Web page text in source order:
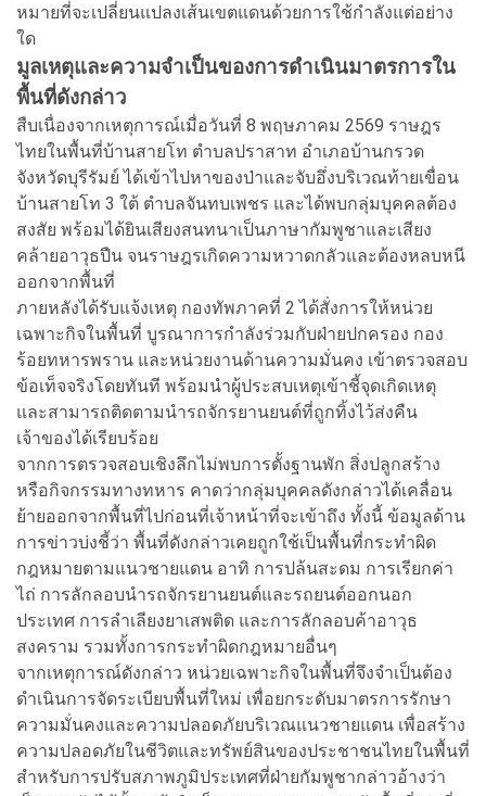
หมายที่จะเปลี่ยนแปลงเส้นเขตแดนด้วยการใช้กำลังแต่อย่าง
ใด
มูลเหตุและความจำเป็นของการดำเนินมาตรการใน
พื้นที่ดังกล่าว
สืบเนื่องจากเหตุการณ์เมื่อวันที่ 8 พฤษภาคม 2569 ราษฎร
ไทยในพื้นที่บ้านสายโท ตำบลปราสาท อำเภอบ้านกรวด
จังหวัดบุรีรัมย์ ได้เข้าไปหาของป่าและจับอึ่งบริเวณท้ายเขื่อน
บ้านสายโท 3 ใต้ ตำบลจันทบเพชร และได้พบกลุ่มบุคคลต้อง
สงสัย พร้อมได้ยินเสียงสนทนาเป็นภาษากัมพูชาและเสียง
คล้ายอาวุธปืน จนราษฎรเกิดความหวาดกลัวและต้องหลบหนี
ออกจากพื้นที่
ภายหลังได้รับแจ้งเหตุ กองทัพภาคที่ 2 ได้สั่งการให้หน่วย
เฉพาะกิจในพื้นที่ บูรณาการกำลังร่วมกับฝ่ายปกครอง กอง
ร้อยทหารพราน และหน่วยงานด้านความมั่นคง เข้าตรวจสอบ
ข้อเท็จจริงโดยทันที พร้อมนำผู้ประสบเหตุเข้าชี้จุดเกิดเหตุ
และสามารถติดตามนำรถจักรยานยนต์ที่ถูกทิ้งไว้ส่งคืน
เจ้าของได้เรียบร้อย
จากการตรวจสอบเชิงลึกไม่พบการตั้งฐานพัก สิ่งปลูกสร้าง
หรือกิจกรรมทางทหาร คาดว่ากลุ่มบุคคลดังกล่าวได้เคลื่อน
ย้ายออกจากพื้นที่ไปก่อนที่เจ้าหน้าที่จะเข้าถึง ทั้งนี้ ข้อมูลด้าน
การข่าวบ่งชี้ว่า พื้นที่ดังกล่าวเคยถูกใช้เป็นพื้นที่กระทำผิด
กฎหมายตามแนวชายแดน อาทิ การปล้นสะดม การเรียกค่า
ไถ่ การลักลอบนำรถจักรยานยนต์และรถยนต์ออกนอก
ประเทศ การลำเลียงยาเสพติด และการลักลอบค้าอาวุธ
สงคราม รวมทั้งการกระทำผิดกฎหมายอื่นๆ
จากเหตุการณ์ดังกล่าว หน่วยเฉพาะกิจในพื้นที่จึงจำเป็นต้อง
ดำเนินการจัดระเบียบพื้นที่ใหม่ เพื่อยกระดับมาตรการรักษา
ความมั่นคงและความปลอดภัยบริเวณแนวชายแดน เพื่อสร้าง
ความปลอดภัยในชีวิตและทรัพย์สินของประชาชนไทยในพื้นที่
สำหรับการปรับสภาพภูมิประเทศที่ฝ่ายกัมพูชากล่าวอ้างว่า